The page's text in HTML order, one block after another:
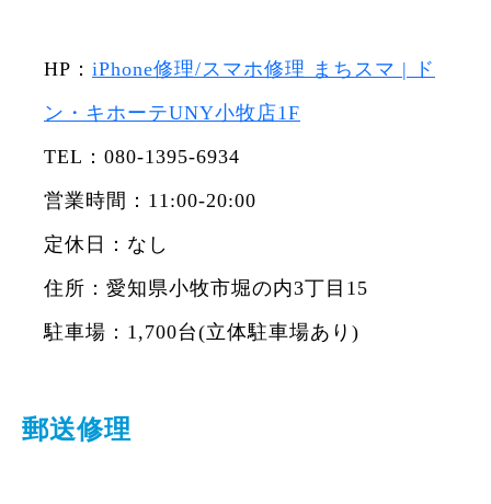
HP： iPhone修理/スマホ修理 まちスマ | ド
ン・キホーテUNY小牧店1F
TEL：080-1395-6934
営業時間：11:00-20:00
定休日：なし
住所：愛知県小牧市堀の内3丁目15
駐車場：1,700台(立体駐車場あり)
郵送修理